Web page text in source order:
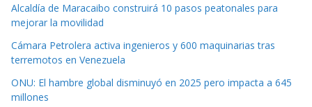
Alcaldía de Maracaibo construirá 10 pasos peatonales para
mejorar la movilidad
Cámara Petrolera activa ingenieros y 600 maquinarias tras
terremotos en Venezuela
ONU: El hambre global disminuyó en 2025 pero impacta a 645
millones